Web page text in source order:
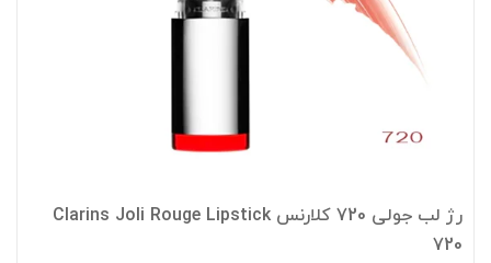
رژ لب جولی 720 کلارنس Clarins Joli Rouge Lipstick
720